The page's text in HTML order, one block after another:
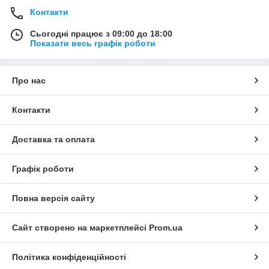
Контакти
Сьогодні працює з 09:00 до 18:00
Показати весь графік роботи
Про нас
Контакти
Доставка та оплата
Графік роботи
Повна версія сайту
Сайт створено на маркетплейсі Prom.ua
Політика конфіденційності